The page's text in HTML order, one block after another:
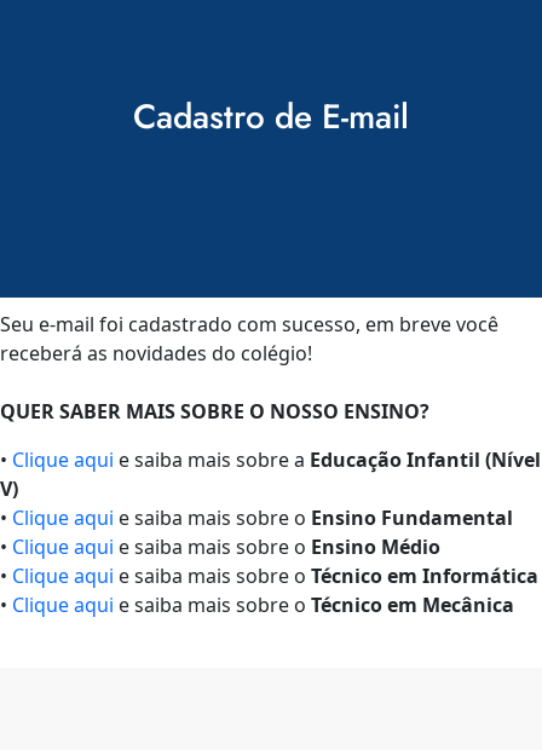
Cadastro de E-mail
Seu e-mail foi cadastrado com sucesso, em breve você
receberá as novidades do colégio!
QUER SABER MAIS SOBRE O NOSSO ENSINO?
• Clique aqui e saiba mais sobre a Educação Infantil (Nível
V)
• Clique aqui e saiba mais sobre o Ensino Fundamental
• Clique aqui e saiba mais sobre o Ensino Médio
• Clique aqui e saiba mais sobre o Técnico em Informática
• Clique aqui e saiba mais sobre o Técnico em Mecânica